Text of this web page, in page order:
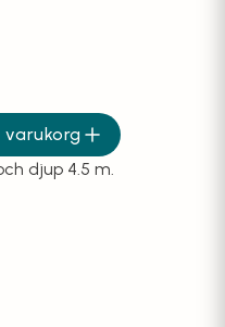
mängd
varukorg
djup 4.5 m.